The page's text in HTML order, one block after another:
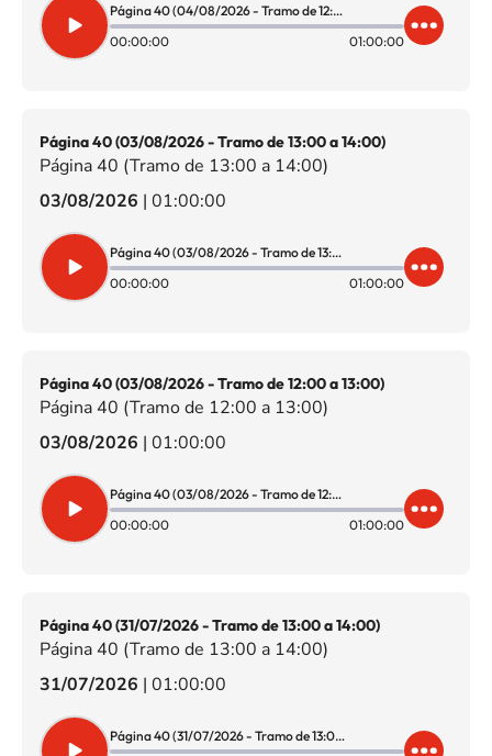
Página 40 (04/08/2026 - Tramo de 12:00 a 13:00)
00:00:00
01:00:00
Página 40 (03/08/2026 - Tramo de 13:00 a 14:00)
Página 40 (Tramo de 13:00 a 14:00)
03/08/2026 | 01:00:00
Página 40 (03/08/2026 - Tramo de 13:00 a 14:00)
00:00:00
01:00:00
Página 40 (03/08/2026 - Tramo de 12:00 a 13:00)
Página 40 (Tramo de 12:00 a 13:00)
03/08/2026 | 01:00:00
Página 40 (03/08/2026 - Tramo de 12:00 a 13:00)
00:00:00
01:00:00
Página 40 (31/07/2026 - Tramo de 13:00 a 14:00)
Página 40 (Tramo de 13:00 a 14:00)
31/07/2026 | 01:00:00
Página 40 (31/07/2026 - Tramo de 13:00 a 14:00)